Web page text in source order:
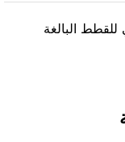
البالغة